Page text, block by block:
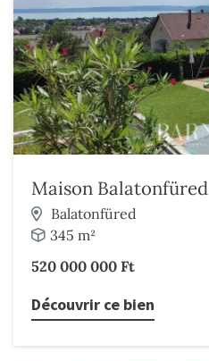
Maison Balatonfüred
Balatonfüred
345 m²
520 000 000 Ft
Découvrir ce bien